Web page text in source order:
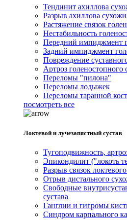
Тендинит ахиллова
Разрыв ахиллова
Растяжение связок
Нестабильность
Передний импиджмент
Задний импиджмент
Повреждение
Артроз голеностопного
Переломы "пилона"
Переломы лодыжек
Переломы таранной
посмотреть все
Локтевой и лучезапястный сустав
Тугоподвижность,
Эпикондилит ("локоть
Разрыв связок локтевого
Отрыв дистального
Свободные
сустава
Ганглии и гигромы
Синдром карпального